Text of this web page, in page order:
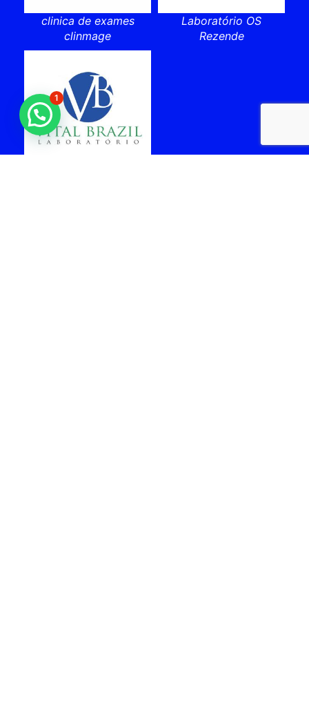
clinica de exames
clinmage
Laboratório OS
Rezende
1